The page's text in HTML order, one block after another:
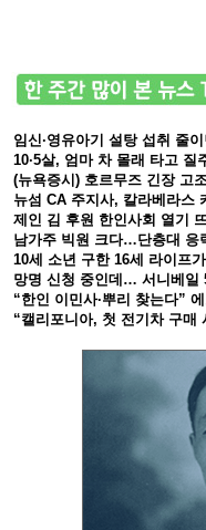
임신·영유아기 설탕 섭취 줄
10·5살, 엄마 차 몰래 타고 질
(뉴욕증시) 호르무즈 긴장 고
뉴섬 CA 주지사, 칼라베라스
제인 김 후원 한인사회 열기
남가주 빅원 크다…단층대 응
10세 소년 구한 16세 라이프
망명 신청 중인데… 서니베일
“한인 이민사·뿌리 찾는다”
“캘리포니아, 첫 전기차 구매